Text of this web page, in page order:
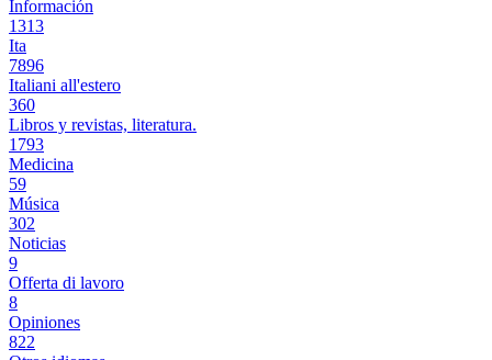
Información
1313
Ita
7896
Italiani all'estero
360
Libros y revistas, literatura.
1793
Medicina
59
Música
302
Noticias
9
Offerta di lavoro
8
Opiniones
822